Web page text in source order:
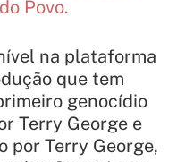
Povo.
na plataforma
que tem
genocídio
Terry George e
por Terry George,